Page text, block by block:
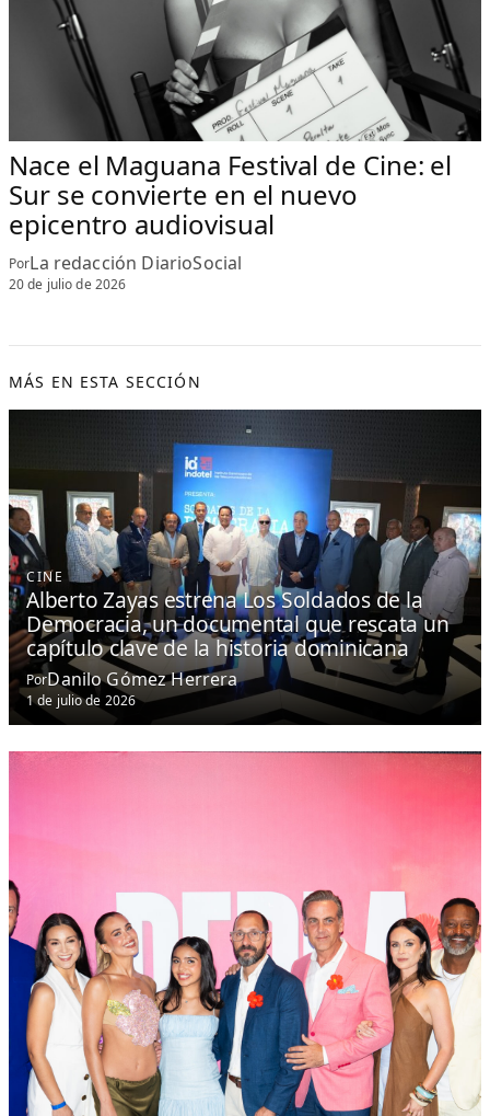
Nace el Maguana Festival de Cine: el
Sur se convierte en el nuevo
epicentro audiovisual
PorLa redacción DiarioSocial
20 de julio de 2026
MÁS EN ESTA SECCIÓN
CINE
Alberto Zayas estrena Los Soldados de la
Democracia, un documental que rescata un
capítulo clave de la historia dominicana
PorDanilo Gómez Herrera
1 de julio de 2026